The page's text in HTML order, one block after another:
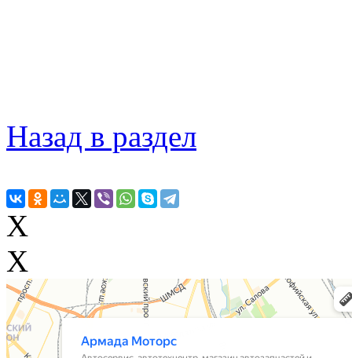
Назад в раздел
X
X